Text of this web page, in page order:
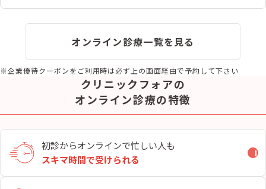
オンライン診療一覧を見る
※企業優待クーポンをご利用時は必ず上の画面経由で予約して下さい
クリニックフォアの
オンライン診療の特徴
初診からオンラインで忙しい人も
スキマ時間で受けられる